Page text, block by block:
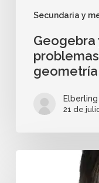
Secundaria y
Geogebra
geometría
21 de